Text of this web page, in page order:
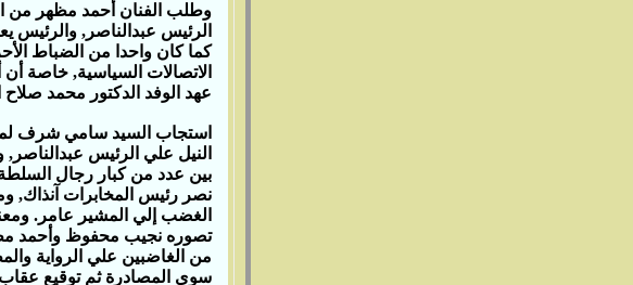
وطلب الفنان أحمد مظهر
الرئيس عبدالناصر‏,‏ والرئيس
كما كان واحدا من الضباط
الاتصالات السياسية‏,‏ خاصة
عهد الوفد الدكتور محمد صلاح
استجاب السيد سامي شرف
النيل علي الرئيس
بين عدد من كبار رجال
نصر رئيس المخابرات
الغضب إلي المشير عامر‏.‏
تصوره نجيب محفوظ وأحمد
من الغاضبين علي الرواية
سوي المصادرة ثم توقيع